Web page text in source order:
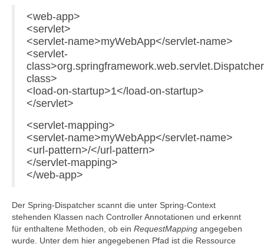
<web-app>
<servlet>
<servlet-name>myWebApp</servlet-name>
<servlet-
class>
<load-on-startup>1</load-on-startup>
</servlet>
<servlet-mapping>
<servlet-name>myWebApp</servlet-name>
<url-pattern>/</url-pattern>
</servlet-mapping>
</web-app>
Der Spring-Dispatcher scannt die unter Spring-Context
stehenden Klassen nach Controller Annotationen und erkennt
für enthaltene Methoden, ob ein RequestMapping angegeben
wurde. Unter dem hier angegebenen Pfad ist die Ressource